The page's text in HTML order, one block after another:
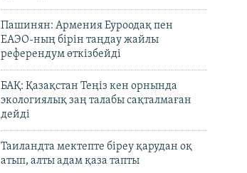
Пашинян: Армения Еуроодақ пен
ЕАЭО-ның бірін таңдау жайлы
референдум өткізбейді
БАҚ: Қазақстан Теңіз кен орнында
экологиялық заң талабы сақталмаған
дейді
Таиландта мектепте біреу қарудан оқ
атып, алты адам қаза тапты